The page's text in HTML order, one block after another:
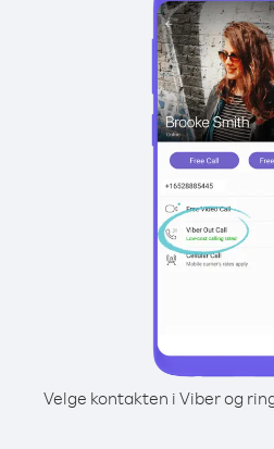
Velge kontakten i Viber og